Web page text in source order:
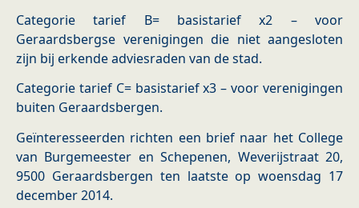
Categorie tarief B= basistarief x2 – voor
Geraardsbergse verenigingen die niet aangesloten
zijn bij erkende adviesraden van de stad.
Categorie tarief C= basistarief x3 – voor verenigingen
buiten Geraardsbergen.
Geïnteresseerden richten een brief naar het College
van Burgemeester en Schepenen, Weverijstraat 20,
9500 Geraardsbergen ten laatste op woensdag 17
december 2014.